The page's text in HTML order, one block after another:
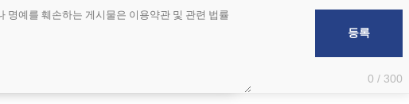
0 / 300